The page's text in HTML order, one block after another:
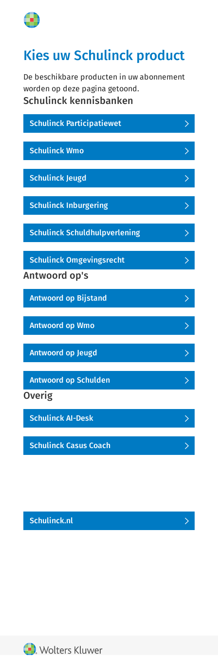
Kies uw Schulinck product
De beschikbare producten in uw abonnement
worden op deze pagina getoond.
Schulinck kennisbanken
Schulinck Participatiewet
Schulinck Wmo
Schulinck Jeugd
Schulinck Inburgering
Schulinck Schuldhulpverlening
Schulinck Omgevingsrecht
Antwoord op's
Antwoord op Bijstand
Antwoord op Wmo
Antwoord op Jeugd
Antwoord op Schulden
Overig
Schulinck AI-Desk
Schulinck Casus Coach
Schulinck.nl